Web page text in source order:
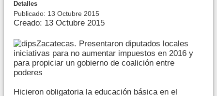
Detalles
Publicado: 13 Octubre 2015
Creado: 13 Octubre 2015
Zacatecas. Presentaron diputados locales
iniciativas para no aumentar impuestos en 2016 y
para propiciar un gobierno de coalición entre
poderes
Hicieron obligatoria la educación básica en el